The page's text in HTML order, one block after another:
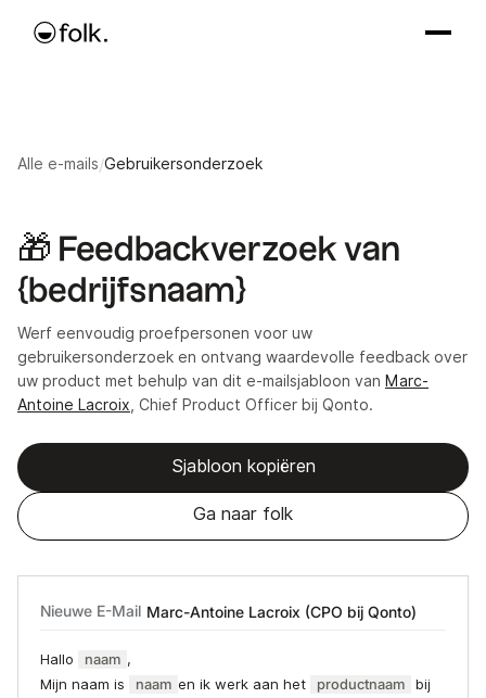
Alle e-mails/Gebruikersonderzoek
Nieuwe E-Mail Marc-Antoine Lacroix (CPO bij Qonto)
Hallo naam ,
Mijn naam is
naam en ik werk aan het productnaam
bij
🎁 Feedbackverzoek van
{bedrijfsnaam}
Werf eenvoudig proefpersonen voor uw
gebruikersonderzoek en ontvang waardevolle feedback over
uw product met behulp van dit e-mailsjabloon van Marc-
Antoine Lacroix , Chief Product Officer bij Qonto.
Sjabloon kopiëren
Ga naar folk